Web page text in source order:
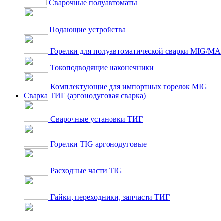
Сварочные полуавтоматы
Подающие устройства
Горелки для полуавтоматической сварки MIG/
Токоподводящие наконечники
Комплектующие для импортных горелок MIG
Сварка ТИГ (аргонодуговая сварка)
Сварочные установки ТИГ
Горелки TIG аргонодуговые
Расходные части TIG
Гайки, переходники, запчасти ТИГ